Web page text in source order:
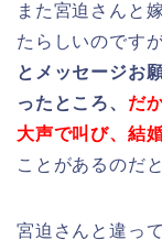
また宮迫さんと
たらしいのです
とメッセージお
ったところ、 だ
大声で叫び、結
ことがあるのだと
宮迫さんと違っ